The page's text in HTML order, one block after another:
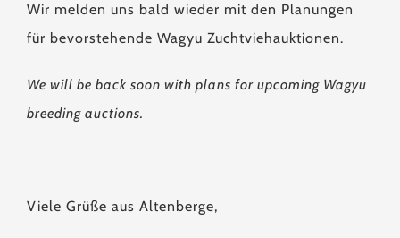
Wir melden uns bald wieder mit den Planungen
für bevorstehende Wagyu Zuchtviehauktionen.
We will be back soon with plans for upcoming Wagyu
breeding auctions.
Viele Grüße aus Altenberge,